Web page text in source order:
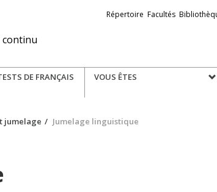
continu
Liens
Répertoire Facultés
DE FRANÇAIS VOUS ÊTES
jumelage Jumelage linguistique